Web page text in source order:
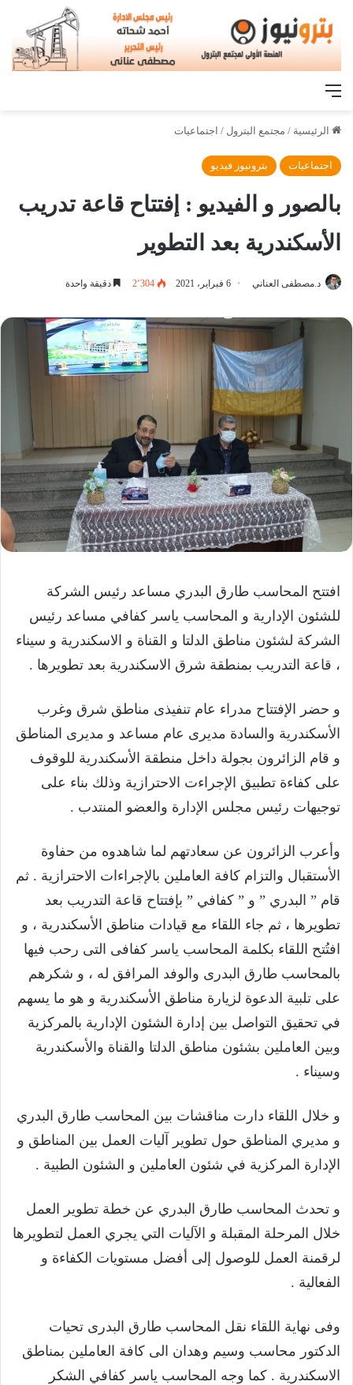
القائمة
الرئيسية / مجتمع البترول / اجتماعيات
اجتماعيات بترونيوز فيديو
بالصور و الفيديو : إفتتاح قاعة تدريب
الأسكندرية بعد التطوير
د.مصطفى العناني 6 فبراير، 2021 2٬304 دقيقة واحدة
افتتح المحاسب طارق البدري مساعد رئيس الشركة
للشئون الإدارية و المحاسب ياسر كفافي مساعد رئيس
الشركة لشئون مناطق الدلتا و القناة و الاسكندرية و سيناء
، قاعة التدريب بمنطقة شرق الاسكندرية بعد تطويرها .
و حضر الإفتتاح مدراء عام تنفيذى مناطق شرق وغرب
الأسكندرية والسادة مديرى عام مساعد و مديرى المناطق
و قام الزائرون بجولة داخل منطقة الأسكندرية للوقوف
على كفاءة تطبيق الإجراءت الاحترازية وذلك بناء على
توجيهات رئيس مجلس الإدارة والعضو المنتدب .
وأعرب الزائرون عن سعادتهم لما شاهدوه من حفاوة
الأستقبال والتزام كافة العاملين بالإجراءات الاحترازية . ثم
قام ” البدري ” و ” كفافي ” بإفتتاح قاعة التدريب بعد
تطويرها ، ثم جاء اللقاء مع قيادات مناطق الأسكندرية ، و
افتُتح اللقاء بكلمة المحاسب ياسر كفافى التى رحب فيها
بالمحاسب طارق البدرى والوفد المرافق له ، و شكرهم
على تلبية الدعوة لزيارة مناطق الأسكندرية و هو ما يسهم
في تحقيق التواصل بين إدارة الشئون الإدارية بالمركزية
وبين العاملين بشئون مناطق الدلتا والقناة والأسكندرية
وسيناء .
و خلال اللقاء دارت مناقشات بين المحاسب طارق البدري
و مديري المناطق حول تطوير آليات العمل بين المناطق و
الإدارة المركزية في شئون العاملين و الشئون الطبية .
و تحدث المحاسب طارق البدري عن خطة تطوير العمل
خلال المرحلة المقبلة و الآليات التي يجري العمل لتطويرها
لرقمنة العمل للوصول إلى أفضل مستويات الكفاءة و
الفعالية .
وفى نهاية اللقاء نقل المحاسب طارق البدرى تحيات
الدكتور محاسب وسيم وهدان الى كافة العاملين بمناطق
الاسكندرية . كما وجه المحاسب ياسر كفافي الشكر